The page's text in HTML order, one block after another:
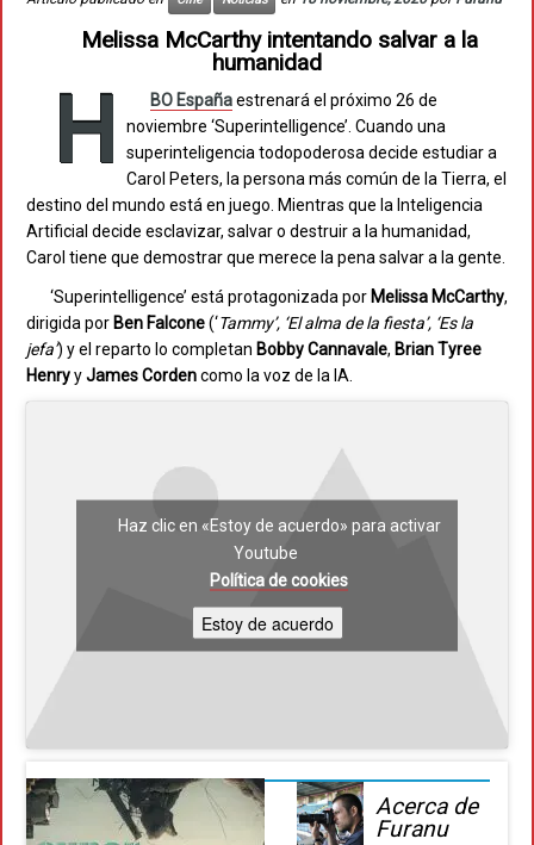
Melissa McCarthy intentando salvar a la
humanidad
H BO Españaestrenará el próximo 26 de
noviembre ‘Superintelligence’. Cuando una
superinteligencia todopoderosa decide estudiar a
Carol Peters, la persona más común de la Tierra, el
destino del mundo está en juego. Mientras que la Inteligencia
Artificial decide esclavizar, salvar o destruir a la humanidad,
Carol tiene que demostrar que merece la pena salvar a la gente.
‘Superintelligence’ está protagonizada por Melissa McCarthy,
dirigida por Ben Falcone(‘Tammy’, ‘El alma de la fiesta’, ‘Es la
jefa’) y el reparto lo completan Bobby Cannavale, Brian Tyree
HenryyJames Cordencomo la voz de la IA.
Haz clic en «Estoy de acuerdo» para activar
Youtube
Política de cookies
Estoy de acuerdo
Acerca de
Furanu